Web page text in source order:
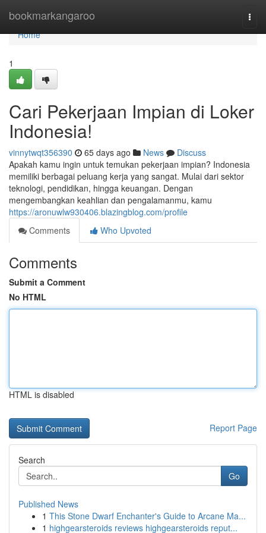
bookmarkangaroo
Home
Home
1
Cari Pekerjaan Impian di Loker
Indonesia!
vinnytwqt356390 65 days ago News
Discuss
Apakah kamu ingin untuk temukan pekerjaan impian? Indonesia
memiliki berbagai peluang kerja yang sangat. Mulai dari sektor
teknologi, pendidikan, hingga keuangan. Dengan
mengembangkan keahlian dan pengalamanmu, kamu
https://aronuwlw930406.blazingblog.com/profile
Comments
Who Upvoted
Comments
Submit a Comment
No HTML
HTML is disabled
Report Page
Search
Go
Published News
1 This Stone Dwarf Enchanter's Guide to Arcane Ma...
1 highgearsteroids reviews highgearsteroids reput...